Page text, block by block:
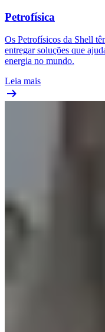
Petrofísica
Os Petrofísicos da Shell
entregar soluções que
energia no mundo.
Leia mais